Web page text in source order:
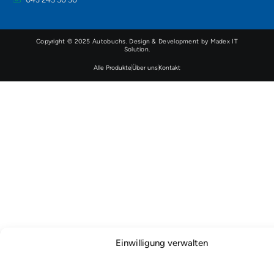
Einwilligung verwalten
Copyright © 2025 Autobuchs. Design & Development by Madex IT
Solution.
Alle ProdukteÜber unsKontakt